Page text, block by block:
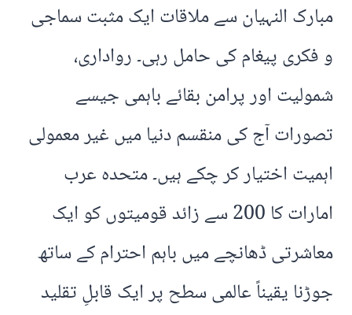
مبارک النہیان سے ملاقات ایک مثبت سماجی
و فکری پیغام کی حامل رہی۔ رواداری،
شمولیت اور پرامن بقائے باہمی جیسے
تصورات آج کی منقسم دنیا میں غیر معمولی
اہمیت اختیار کر چکے ہیں۔ متحدہ عرب
امارات کا 200 سے زائد قومیتوں کو ایک
معاشرتی ڈھانچے میں باہم احترام کے ساتھ
جوڑنا یقیناً عالمی سطح پر ایک قابلِ تقلید